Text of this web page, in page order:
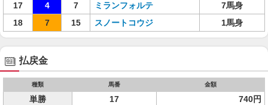
17
4 7 ミランフォルテ
7馬身
18
7 15 スノートコウジ 1馬身
払戻金
種類 馬番 金額
単勝 17 740円